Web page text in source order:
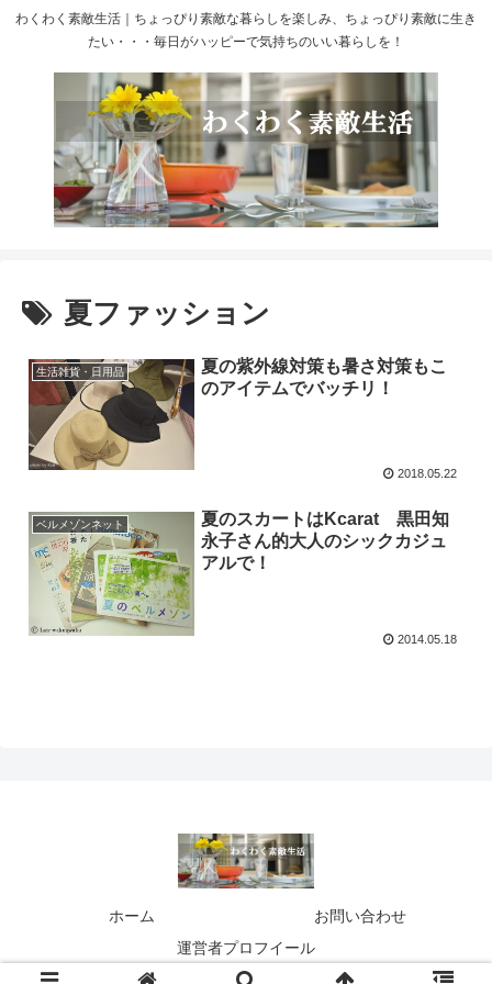
わくわく素敵生活｜ちょっぴり素敵な暮らしを楽しみ、ちょっぴり素敵に生き
たい・・・毎日がハッピーで気持ちのいい暮らしを！
夏ファッション
生活雑貨・日用品
夏の紫外線対策も暑さ対策もこ
のアイテムでバッチリ！
2018.05.22
ベルメゾンネット
夏のスカートはKcarat 黒田知
永子さん的大人のシックカジュ
アルで！
2014.05.18
ホーム
お問い合わせ
運営者プロフイール